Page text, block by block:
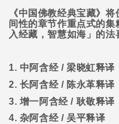
《中国佛教经典宝藏》
间性的章节作重点式的
入经藏，智慧如海」的法
1. 中阿含经/梁晓虹释译
2. 长阿含经/ 陈永革释译
3. 增一阿含经/ 耿敬释译
4. 杂阿含经/吴平释译